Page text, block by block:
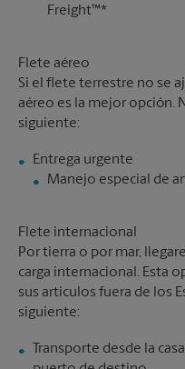
Freight™*
Flete aéreo
Si el flete terrestre no se
aéreo es la mejor opción.
siguiente:
Manejo especial de
Flete internacional
Por tierra o por mar,
carga internacional. Esta
sus artículos fuera de los
siguiente:
Transporte desde la